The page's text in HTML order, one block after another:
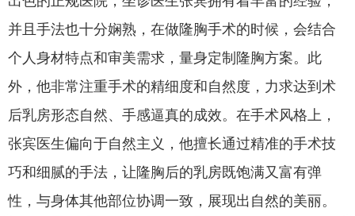
并且手法也十分娴熟，在做隆胸手术的时候，会结合
个人身材特点和审美需求，量身定制隆胸方案。此
外，他非常注重手术的精细度和自然度，力求达到术
后乳房形态自然、手感逼真的成效。在手术风格上，
张宾医生偏向于自然主义，他擅长通过精准的手术技
巧和细腻的手法，让隆胸后的乳房既饱满又富有弹
性，与身体其他部位协调一致，展现出自然的美丽。